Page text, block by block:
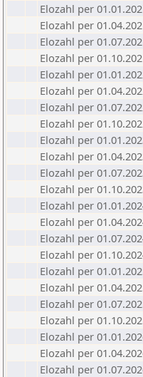
Elozahl per
Elozahl per
Elozahl per
Elozahl per
Elozahl per
Elozahl per
Elozahl per
Elozahl per
Elozahl per
Elozahl per
Elozahl per
Elozahl per
Elozahl per
Elozahl per
Elozahl per
Elozahl per
Elozahl per
Elozahl per
Elozahl per
Elozahl per
Elozahl per
Elozahl per
Elozahl per